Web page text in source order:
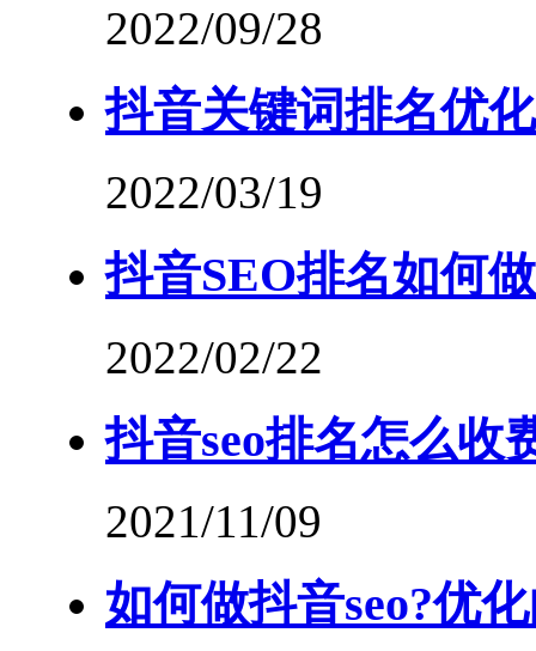
2022/09/28
抖音关键词排名优
2022/03/19
抖音SEO排名如何做
2022/02/22
抖音seo排名怎么收
2021/11/09
如何做抖音seo?优